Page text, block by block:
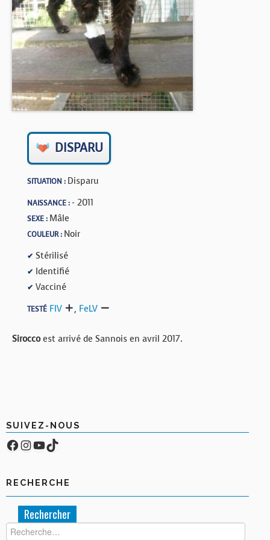
BOUTIQUE
FORUM
DISPARU
SITUATION : Disparu
NAISSANCE :- 2011
SEXE : Mâle
COULEUR : Noir
✔ Stérilisé
✔ Identifié
✔ Vacciné
TESTÉ FIV , FeLV
Siroccoest arrivé de Sannois en avril 2017.
SUIVEZ-NOUS
Facebook
Compte Instagram
YouTube
TikTok
RECHERCHE
Rechercher :